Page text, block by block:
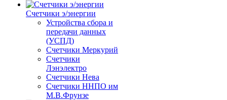
Счетчики э/энергии
Устройства сбора и
передачи данных
(УСПД)
Счетчики Меркурий
Счетчики
Лэнэлектро
Счетчики Нева
Счетчики ННПО им
М.В.Фрунзе